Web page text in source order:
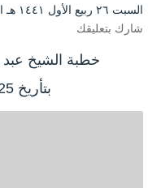
السبت ۲٦ ربيع الأول ۱٤٤۱ هـ الموافق ۲۳ نوفمبر ۲۰۱۹ مـ |
شارك بتعليقك
خطبة الشيخ عبد
بتأريخ 25 ربيع أول 1441